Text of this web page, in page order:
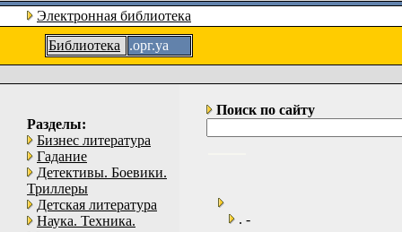
Электронная библиотека
Библиотека
.орг.уа
Разделы:
Бизнес литература
Гадание
Детективы. Боевики.
Триллеры
Детская литература
Наука. Техника.
Поиск по сайту
. -